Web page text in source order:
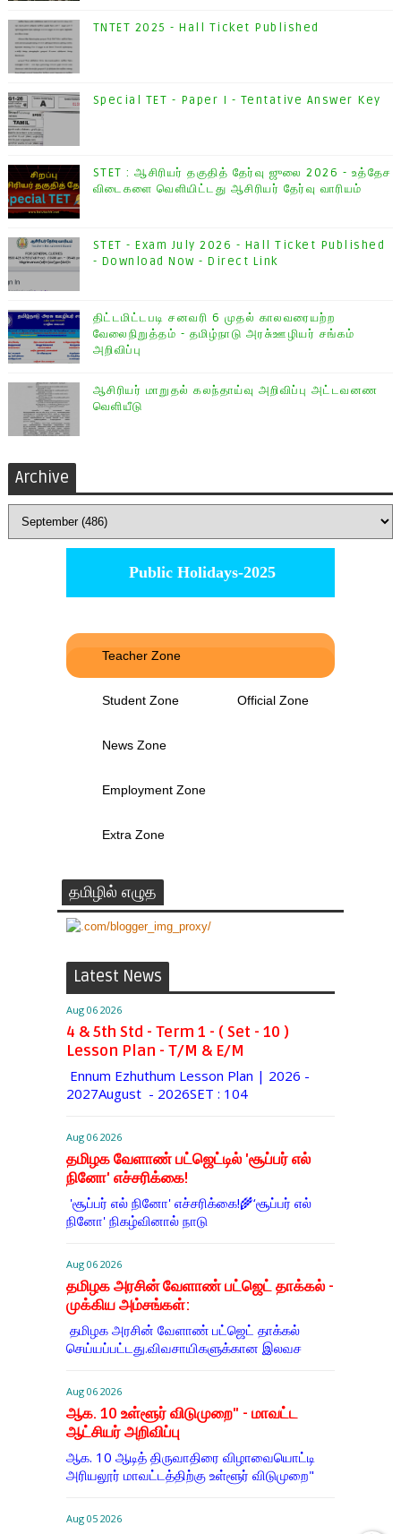
TNTET 2025 - Hall Ticket Published
Special TET - Paper I - Tentative Answer Key
STET : ஆசிரியர் தகுதித் தேர்வு ஜுலை 2026 - உத்தேச
விடைகளை வெளியிட்டது ஆசிரியர் தேர்வு வாரியம்
STET - Exam July 2026 - Hall Ticket Published
- Download Now - Direct Link
திட்டமிட்டபடி சனவரி 6 முதல் காலவரையற்ற
வேலைநிறுத்தம் - தமிழ்நாடு அரசு்ஊழியர் சங்கம்
அறிவிப்பு
ஆசிரியர் மாறுதல் கலந்தாய்வு அறிவிப்பு அட்டவனண
வெளியீடு
Archive
Public Holidays-2025
Teacher Zone
Student Zone Official Zone
News Zone
Employment Zone
Extra Zone
தமிழில் எழுத
Latest News
Aug 06 2026
4 & 5th Std - Term 1 - ( Set - 10 )
Lesson Plan - T/M & E/M
Ennum Ezhuthum Lesson Plan | 2026 -
2027August - 2026SET : 104
Aug 06 2026
தமிழக வேளாண் பட்ஜெட்டில் 'சூப்பர் எல்
நினோ' எச்சரிக்கை!
'சூப்பர் எல் நினோ' எச்சரிக்கை!🌾‘சூப்பர் எல்
நினோ' நிகழ்வினால் நாடு
Aug 06 2026
தமிழக அரசின் வேளாண் பட்ஜெட் தாக்கல் -
முக்கிய அம்சங்கள்:
தமிழக அரசின் வேளாண் பட்ஜெட் தாக்கல்
செய்யப்பட்டது.விவசாயிகளுக்கான இலவச
Aug 06 2026
ஆக. 10 உள்ளூர் விடுமுறை" - மாவட்ட
ஆட்சியர் அறிவிப்பு
ஆக. 10 ஆடித் திருவாதிரை விழாவையொட்டி
அரியலூர் மாவட்டத்திற்கு உள்ளூர் விடுமுறை"
Aug 05 2026